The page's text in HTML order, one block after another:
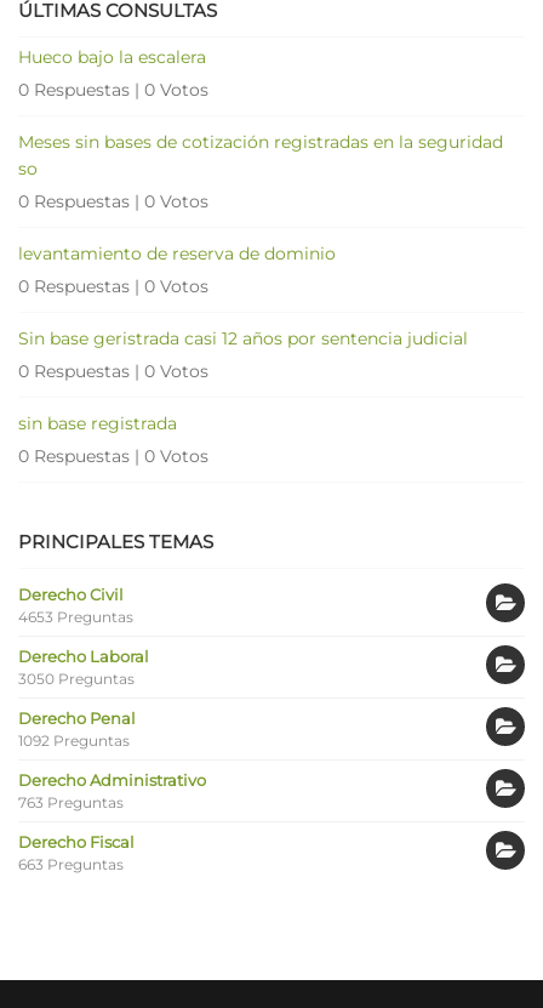
ÚLTIMAS CONSULTAS
Hueco bajo la escalera
0 Respuestas | 0 Votos
Meses sin bases de cotización registradas en la seguridad
so
0 Respuestas | 0 Votos
levantamiento de reserva de dominio
0 Respuestas | 0 Votos
Sin base geristrada casi 12 años por sentencia judicial
0 Respuestas | 0 Votos
sin base registrada
0 Respuestas | 0 Votos
PRINCIPALES TEMAS
Derecho Civil
4653 Preguntas
Derecho Laboral
3050 Preguntas
Derecho Penal
1092 Preguntas
Derecho Administrativo
763 Preguntas
Derecho Fiscal
663 Preguntas